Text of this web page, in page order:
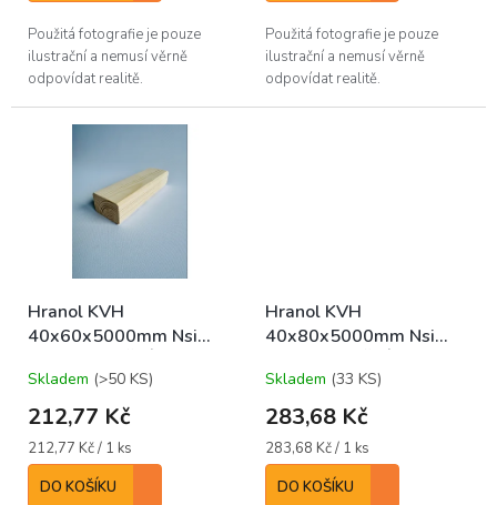
Použitá fotografie je pouze
ilustrační a nemusí věrně
odpovídat realitě.
Použitá fotografie je pouze
ilustrační a nemusí věrně
odpovídat realitě.
Hranol KVH
40x60x5000mm Nsi
Skladem (>50 KS)
212,77 Kč
Měrná
cena:
212,77 Kč / 1 ks
DO KOŠÍKU
Hranol KVH
40x80x5000mm Nsi
Skladem (33 KS)
283,68 Kč
Měrná
cena:
283,68 Kč / 1 ks
DO KOŠÍKU